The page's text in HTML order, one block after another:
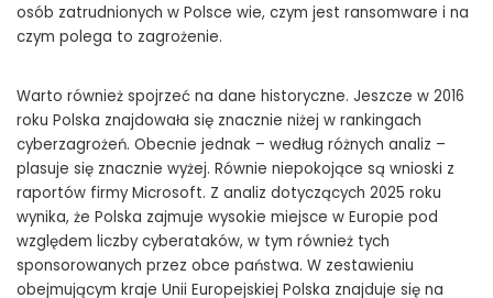
osób zatrudnionych w Polsce wie, czym jest ransomware i na
czym polega to zagrożenie.
Warto również spojrzeć na dane historyczne. Jeszcze w 2016
roku Polska znajdowała się znacznie niżej w rankingach
cyberzagrożeń. Obecnie jednak – według różnych analiz –
plasuje się znacznie wyżej. Równie niepokojące są wnioski z
raportów firmy Microsoft. Z analiz dotyczących 2025 roku
wynika, że Polska zajmuje wysokie miejsce w Europie pod
względem liczby cyberataków, w tym również tych
sponsorowanych przez obce państwa. W zestawieniu
obejmującym kraje Unii Europejskiej Polska znajduje się na